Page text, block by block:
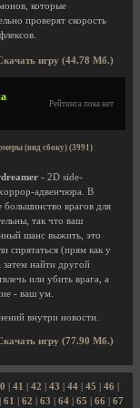
которые
проверят скорость
игру (44.78 Мб.)
Рейтинга пока нет
(вид сбоку) (3991)
- 2D side-
адвенчюра. В
большинство врагов для
так что ваш
шанс выжить, это
спрятаться (прям как у
затем найти другой
или убить врага, а
- ваш ум.
внутри новости.
игру (77.90 Мб.)
41 42 43 44 45 46
61 62 63 64 65 66 67